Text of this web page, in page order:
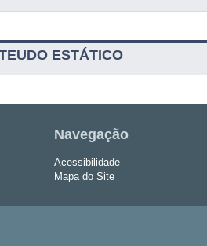
ESTÁTICO
Navegação
Acessibilidade
Mapa do Site